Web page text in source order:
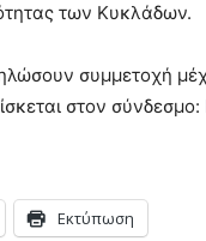
των Κυκλάδων.
συμμετοχή
στον σύνδεσμο:
Εκτύπωση